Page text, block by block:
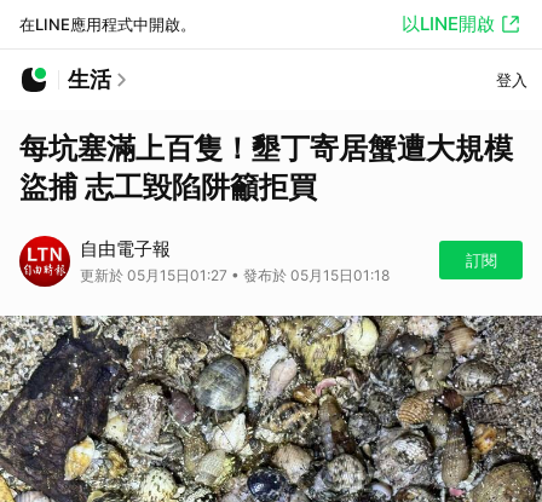
在LINE應用程式中開啟。 以LINE開啟
生活 登入
每坑塞滿上百隻！墾丁寄居蟹遭大規模
盜捕 志工毀陷阱籲拒買
自由電子報
更新於 05月15日01:27 • 發布於 05月15日01:18
訂閱